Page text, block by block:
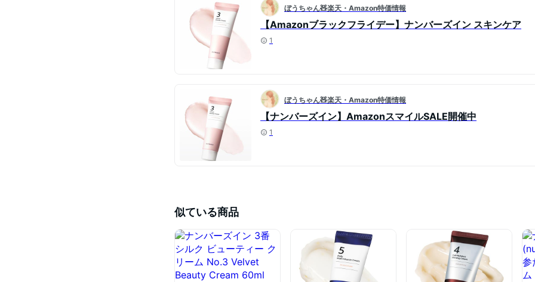
ぼうちゃん🧸楽天・Amazon特価情報
【Amazonブラックフライデー】ナンバーズイン スキンケア
1
ぼうちゃん🧸楽天・Amazon特価情報
【ナンバーズイン】AmazonスマイルSALE開催中
1
似ている商品